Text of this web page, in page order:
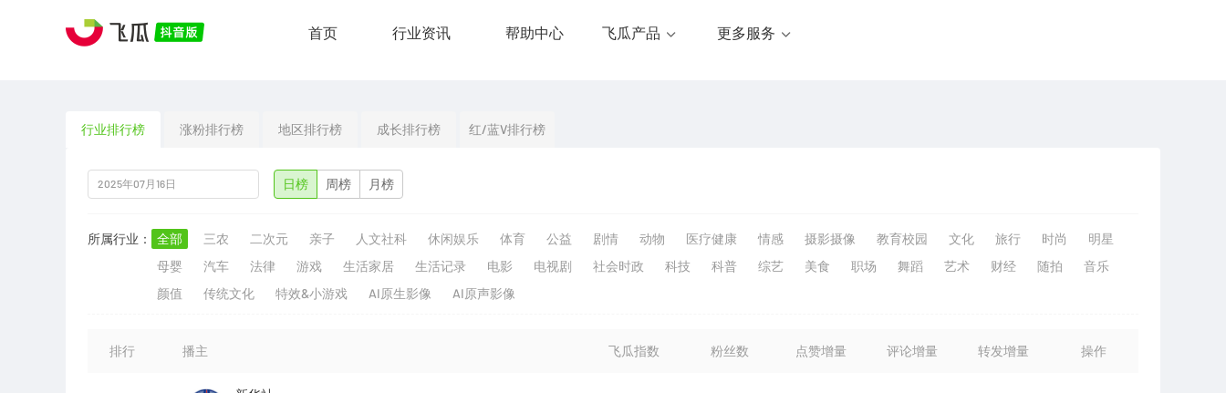
首页 行业资讯 帮助中心 飞瓜产品 更多服务
行业排行榜 涨粉排行榜 地区排行榜 成长排行榜 红/蓝V排行榜
日榜 周榜 月榜
所属行业： 全部 三农 二次元 亲子 人文社科 休闲娱乐 体育 公益 剧情 动物 医疗健康 情感 摄影摄像 教育校园 文化 旅行 时尚
明星
母婴
汽车 法律 游戏 生活家居 生活记录 电影 电视剧 社会时政 科技 科普 综艺 美食 职场 舞蹈 艺术 财经 随拍
音乐
颜值
传统文化 特效&小游戏 AI原生影像 AI原声影像
排行 播主 飞瓜指数 粉丝数 点赞增量 评论增量 转发增量 操作